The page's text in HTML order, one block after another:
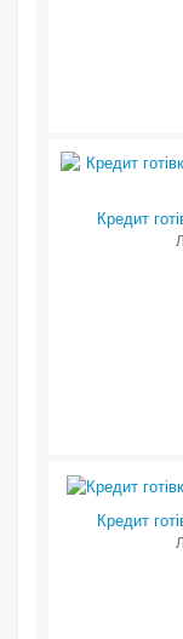
Кредит
Кредит